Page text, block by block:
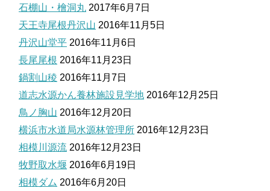
石棚山・檜洞丸 2017年6月7日
天王寺尾根丹沢山 2016年11月5日
丹沢山堂平 2016年11月6日
長尾尾根 2016年11月23日
鍋割山稜 2016年11月7日
道志水源かん養林施設見学地 2016年12月25日
鳥ノ胸山 2016年12月20日
横浜市水道局水源林管理所 2016年12月23日
相模川源流 2016年12月23日
牧野取水堰 2016年6月19日
相模ダム 2016年6月20日